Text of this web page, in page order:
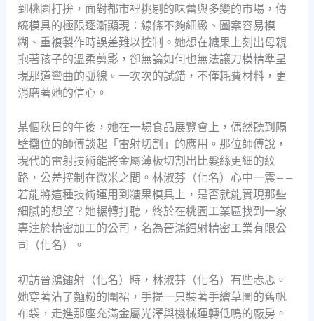
到桃園打拚，面對都市裡挑剔的味蕾與多變的市場，傳
統模具的極限逐漸顯現：線條不夠細緻、圖案容易模
糊、重複製作時誤差難以控制。她想在糖果上刻出母親
抱著孩子的溫柔剪影，卻無論如何也無法讓刀模精準呈
現那道彎曲的弧線。一次次的試錯，不僅耗費材料，更
消磨著她的信心。
某個秋日的午後，她在一場食品展覽會上，偶然聽到隔
壁攤位的師傅談起「雷射切割」的應用。那位師傅說，
現代的雷射技術能將金屬薄板切割出比髮絲更細的紋
路，公差控制在微米之間。林淑芬（化名）心中一震——
若能將這種技術運用到糖果模具上，是否就能實現那些
細膩的想望？她輾轉打聽，終於在桃園工業區找到一家
專注於精密加工的公司，名為晉鴻鐳射精密工業有限公
司（化名）。
初訪晉鴻鐳射（化名）時，林淑芬（化名）有些忐忑。
她穿著沾了麵粉的圍裙，手提一只裝著手繪草圖的舊帆
布袋，走進那座充滿金屬光澤與機械運轉低鳴的廠房。